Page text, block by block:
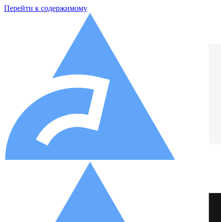
Перейти к содержимому